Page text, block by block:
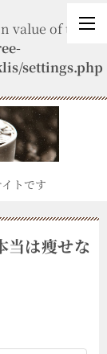
value of type
settings.php
トです
当は瘦せな